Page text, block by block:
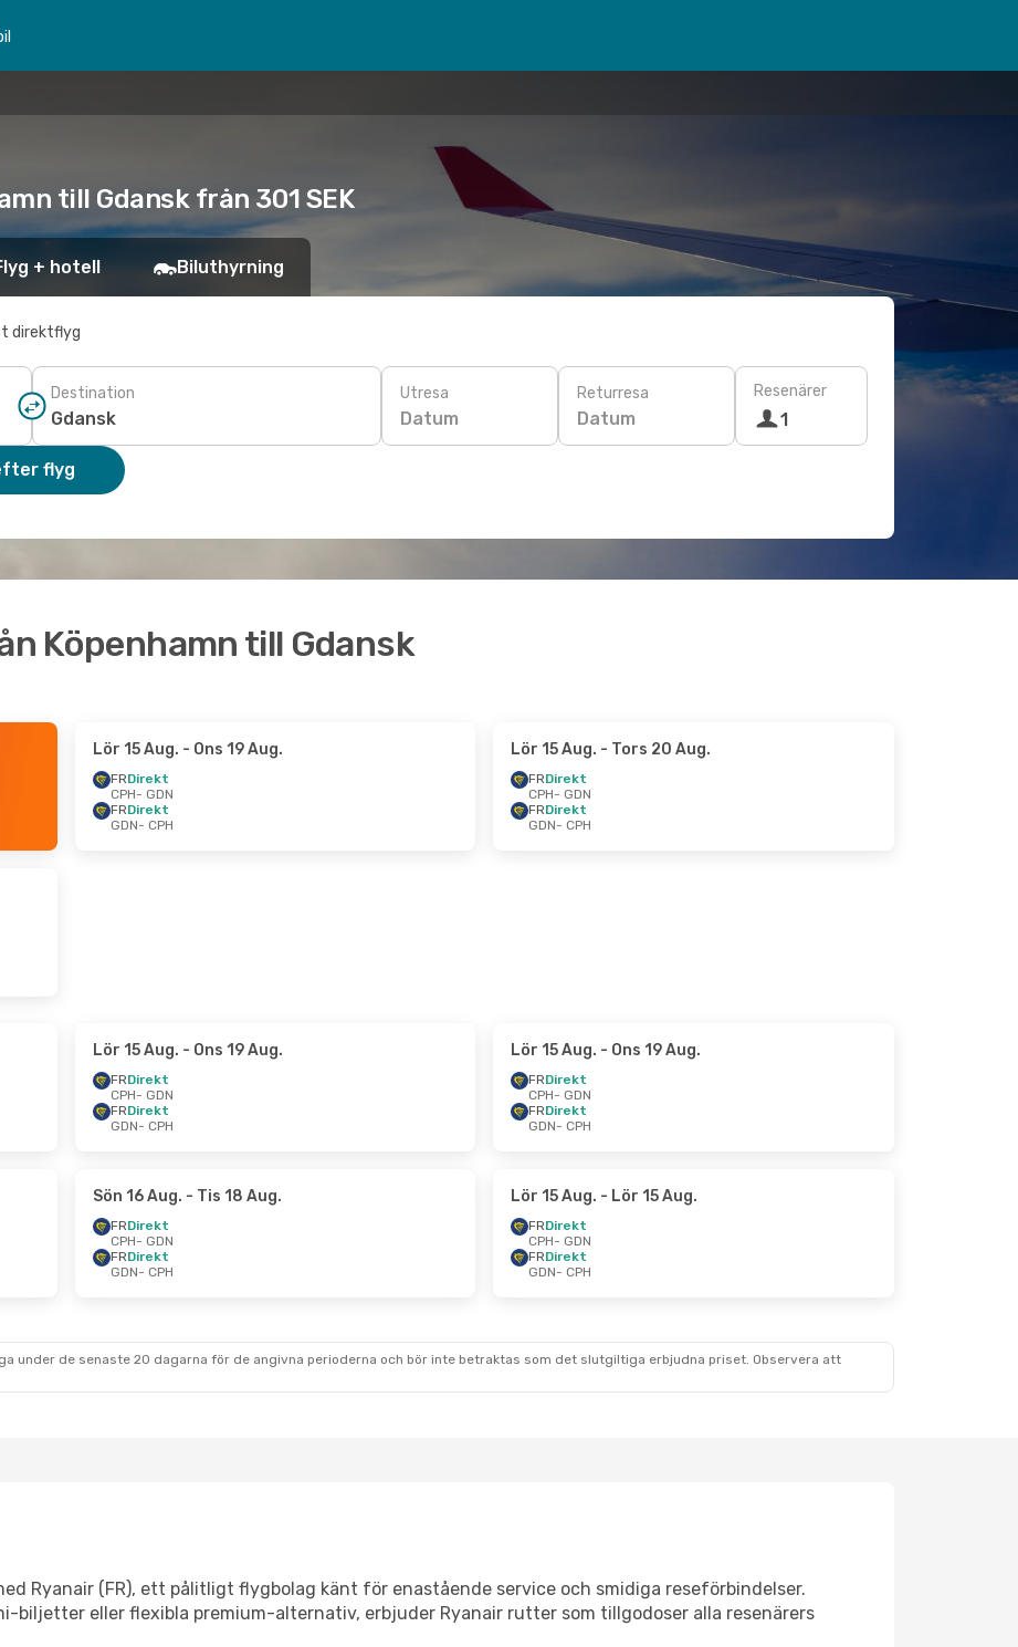
till Gdansk från 301 SEK
+ hotell Biluthyrning
direktflyg
Destination Utresa
Datum
Returresa
Datum
Resenärer
1
flyg
Köpenhamn till Gdansk
Lör 15 Aug. - Ons 19 Aug.
FRDirekt
CPH- GDN
FRDirekt
GDN- CPH
Lör 15 Aug. - Tors 20 Aug.
FRDirekt
CPH- GDN
FRDirekt
GDN- CPH
Lör 15 Aug. - Ons 19 Aug.
FRDirekt
CPH- GDN
FRDirekt
GDN- CPH
Lör 15 Aug. - Ons 19 Aug.
FRDirekt
CPH- GDN
FRDirekt
GDN- CPH
Sön 16 Aug. - Tis 18 Aug.
FRDirekt
CPH- GDN
FRDirekt
GDN- CPH
Lör 15 Aug. - Lör 15 Aug.
FRDirekt
CPH- GDN
FRDirekt
GDN- CPH
under de senaste 20 dagarna för de angivna perioderna och bör inte betraktas som det slutgiltiga erbjudna priset. Observera att
Ryanair (FR), ett pålitligt flygbolag känt för enastående service och smidiga reseförbindelser.
biljetter eller flexibla premium-alternativ, erbjuder Ryanair rutter som tillgodoser alla resenärers